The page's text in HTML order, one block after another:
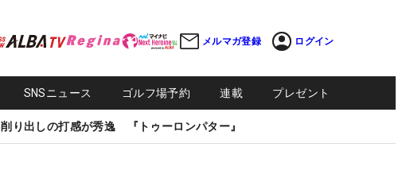
メルマガ登録 ログイン
SNSニュース ゴルフ場予約 連載 プレゼント
削り出しの打感が秀逸 『トゥーロンパター』